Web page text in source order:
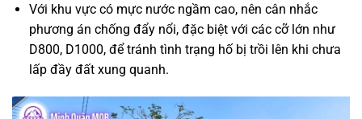
Với khu vực có mực nước ngầm cao, nên cân nhắc
phương án chống đẩy nổi, đặc biệt với các cỡ lớn như
D800, D1000, để tránh tình trạng hố bị trồi lên khi chưa
lấp đầy đất xung quanh.